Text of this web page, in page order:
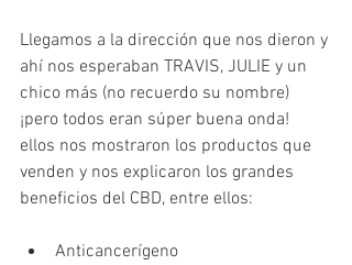
Llegamos a la dirección que nos dieron y
ahí nos esperaban TRAVIS, JULIE y un
chico más (no recuerdo su nombre)
¡pero todos eran súper buena onda!
ellos nos mostraron los productos que
venden y nos explicaron los grandes
beneficios del CBD, entre ellos:
Anticancerígeno